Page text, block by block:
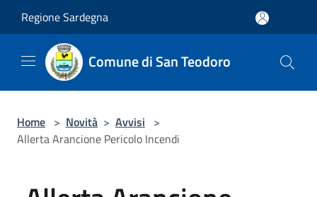
Regione Sardegna
Comune di San Teodoro
Home > Novità > Avvisi >
Allerta Arancione Pericolo Incendi